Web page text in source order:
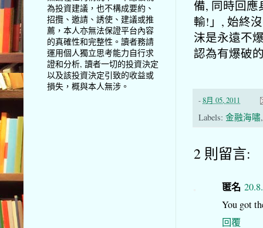
備, 同時回應
輸!」, 始終
沫是永遠不
認為有爆破
-8月 05, 2011
Labels: 金融海嘯
2 則留言:
匿名
You got
回覆
為投資建議，也不構成要約、
招攬、邀請、誘使、建議或推
薦，本人亦無法保證平台內容
的真確性和完整性。讀者務請
運用個人獨立思考能力自行求
證和分析, 讀者一切的投資決定
以及該投資決定引致的收益或
損失，概與本人無涉。